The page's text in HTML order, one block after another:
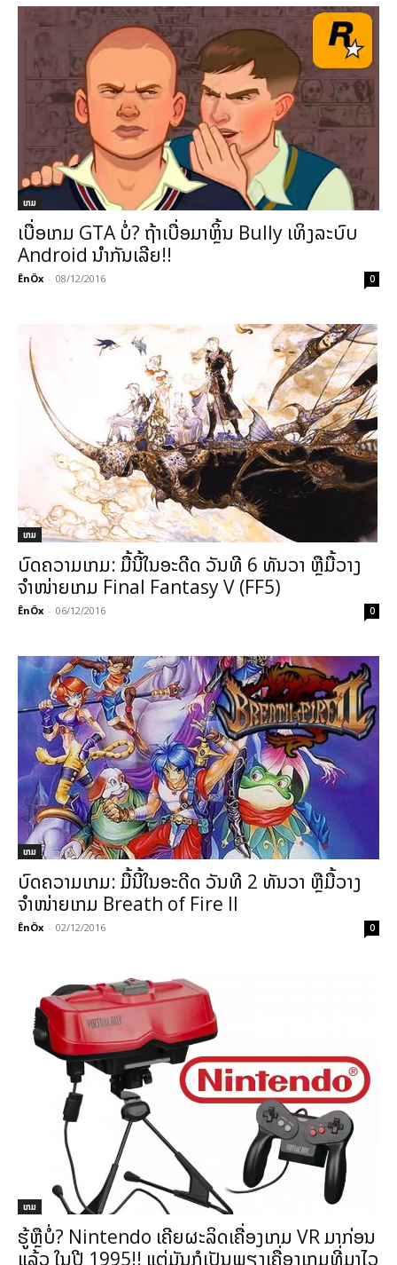
ເກມ
ເບື່ອເກມ GTA ບໍ່? ຖ້າເບື່ອມາຫຼິ້ນ Bully ເທິງລະບົບ
Android ນຳກັນເລີຍ!!
ÊnÖx - 08/12/2016 0
ເກມ
ບົດຄວາມເກມ: ມື້ນີ້ໃນອະດີດ ວັນທີ 6 ທັນວາ ຫຼືມື້ວາງ
ຈຳໜ່າຍເກມ Final Fantasy V (FF5)
ÊnÖx - 06/12/2016 0
ເກມ
ບົດຄວາມເກມ: ມື້ນີ້ໃນອະດີດ ວັນທີ 2 ທັນວາ ຫຼືມື້ວາງ
ຈຳໜ່າຍເກມ Breath of Fire II
ÊnÖx - 02/12/2016 0
ເກມ
ຮູ້ຫຼືບໍ່? Nintendo ເຄີຍຜະລິດເຄື່ອງເກມ VR ມາກ່ອນ
ແລ້ວ ໃນປີ 1995!! ແຕ່ມັນກໍເປັນພຽງເຄື່ອງເກມທີ່ມາໄວ